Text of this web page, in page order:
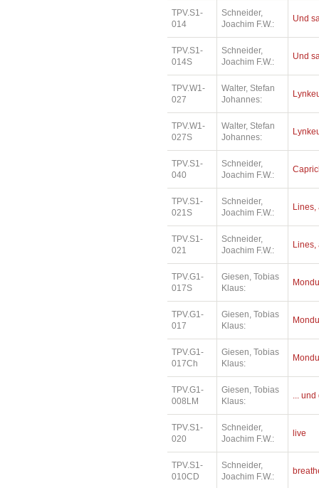
TPV.S1-
014
Schneider,
Joachim F.W.:
Und
TPV.S1-
014S
Schneider,
Joachim F.W.:
Und
TPV.W1-
027
Walter, Stefan
Johannes:
TPV.W1-
027S
Walter, Stefan
Johannes:
TPV.S1-
040
Schneider,
Joachim F.W.:
TPV.S1-
021S
Schneider,
Joachim F.W.:
Lines,
TPV.S1-
021
Schneider,
Joachim F.W.:
Lines,
TPV.G1-
017S
Giesen, Tobias
Klaus:
TPV.G1-
017
Giesen, Tobias
Klaus:
TPV.G1-
017Ch
Giesen, Tobias
Klaus:
TPV.G1-
008LM
Giesen, Tobias
Klaus:
...
TPV.S1-
020
Schneider,
Joachim F.W.:
live
TPV.S1-
010CD
Schneider,
Joachim F.W.: